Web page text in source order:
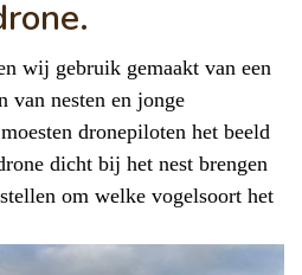
wij gebruik gemaakt van een
van nesten en jonge
dronepiloten het beeld
dicht bij het nest brengen
om welke vogelsoort het